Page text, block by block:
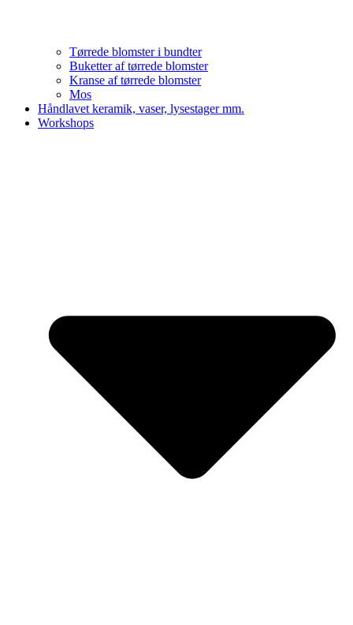
Tørrede blomster i bundter
Buketter af tørrede blomster
Kranse af tørrede blomster
Mos
Håndlavet keramik, vaser, lysestager mm.
Workshops